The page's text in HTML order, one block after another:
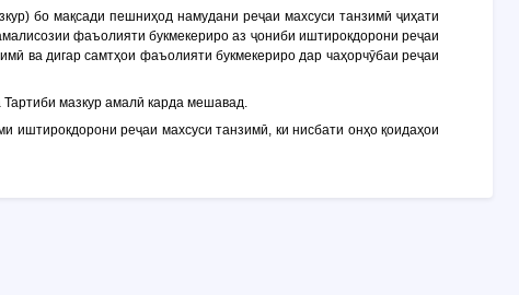
) бо мақсади пешниҳод намудани реҷаи махсуси танзимӣ ҷиҳати
фаъолияти букмекериро аз ҷониби иштирокдорони реҷаи
ва дигар самтҳои фаъолияти букмекериро дар чаҳорчӯбаи реҷаи
Тартиби мазкур амалӣ карда мешавад.
иштирокдорони реҷаи махсуси танзимӣ, ки нисбати онҳо қоидаҳои